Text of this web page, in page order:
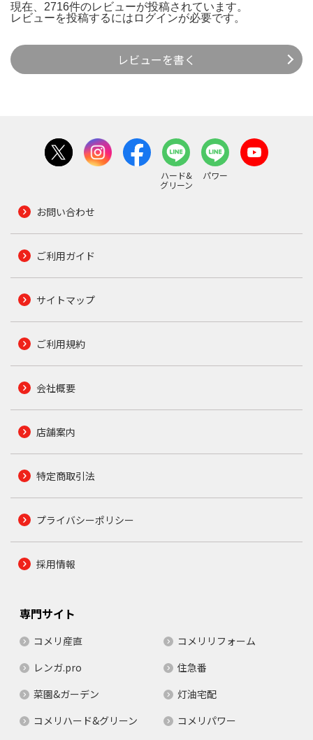
現在、2716件のレビューが投稿されています。
レビューを投稿するには ログインが必要です。
レビューを書く
ハード&
グリーン
パワー
お問い合わせ
ご利用ガイド
サイトマップ
ご利用規約
会社概要
店舗案内
特定商取引法
プライバシーポリシー
採用情報
専門サイト
コメリ産直
コメリリフォーム
レンガ.pro
住急番
菜園&ガーデン
灯油宅配
コメリハード&グリーン
コメリパワー